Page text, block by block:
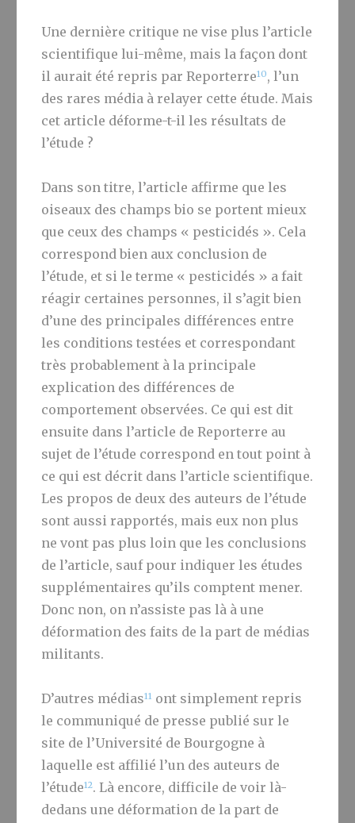
Une dernière critique ne vise plus l’article
scientifique lui-même, mais la façon dont
il aurait été repris par Reporterre10, l’un
des rares média à relayer cette étude. Mais
cet article déforme-t-il les résultats de
l’étude ?
Dans son titre, l’article affirme que les
oiseaux des champs bio se portent mieux
que ceux des champs « pesticidés ». Cela
correspond bien aux conclusion de
l’étude, et si le terme « pesticidés » a fait
réagir certaines personnes, il s’agit bien
d’une des principales différences entre
les conditions testées et correspondant
très probablement à la principale
explication des différences de
comportement observées. Ce qui est dit
ensuite dans l’article de Reporterre au
sujet de l’étude correspond en tout point à
ce qui est décrit dans l’article scientifique.
Les propos de deux des auteurs de l’étude
sont aussi rapportés, mais eux non plus
ne vont pas plus loin que les conclusions
de l’article, sauf pour indiquer les études
supplémentaires qu’ils comptent mener.
Donc non, on n’assiste pas là à une
déformation des faits de la part de médias
militants.
D’autres médias11 ont simplement repris
le communiqué de presse publié sur le
site de l’Université de Bourgogne à
laquelle est affilié l’un des auteurs de
l’étude12. Là encore, difficile de voir là-
dedans une déformation de la part de